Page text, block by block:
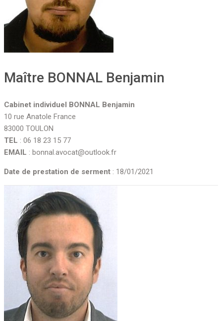
Maître BONNAL Benjamin
Cabinet individuel BONNAL Benjamin
10 rue Anatole France
83000 TOULON
TEL : 06 18 23 15 77
EMAIL : bonnal.avocat@outlook.fr
Date de prestation de serment : 18/01/2021